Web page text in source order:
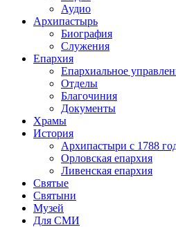
Аудио
Архипастырь
Биография
Служения
Епархия
Епархиальное
Отделы
Благочиния
Документы
Храмы
История
Архипастыри с 1788
Орловская епархия
Ливенская епархия
Святые
Святыни
Музей
Для СМИ